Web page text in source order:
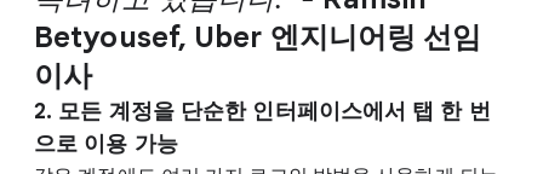
Betyousef, Uber 엔지니어링 선임
이사
2. 모든 계정을 단순한 인터페이스에서 탭 한 번
으로 이용 가능